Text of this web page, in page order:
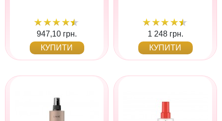
947,10 грн.
КУПИТИ
1 248 грн.
КУПИТИ